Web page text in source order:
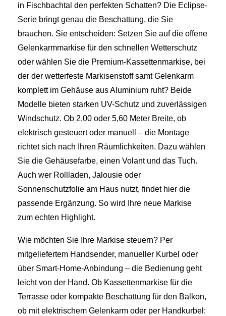
in Fischbachtal den perfekten Schatten? Die Eclipse-
Serie bringt genau die Beschattung, die Sie
brauchen. Sie entscheiden: Setzen Sie auf die offene
Gelenkarmmarkise für den schnellen Wetterschutz
oder wählen Sie die Premium-Kassettenmarkise, bei
der der wetterfeste Markisenstoff samt Gelenkarm
komplett im Gehäuse aus Aluminium ruht? Beide
Modelle bieten starken UV-Schutz und zuverlässigen
Windschutz. Ob 2,00 oder 5,60 Meter Breite, ob
elektrisch gesteuert oder manuell – die Montage
richtet sich nach Ihren Räumlichkeiten. Dazu wählen
Sie die Gehäusefarbe, einen Volant und das Tuch.
Auch wer Rollladen, Jalousie oder
Sonnenschutzfolie am Haus nutzt, findet hier die
passende Ergänzung. So wird Ihre neue Markise
zum echten Highlight.
Wie möchten Sie Ihre Markise steuern? Per
mitgeliefertem Handsender, manueller Kurbel oder
über Smart‑Home‑Anbindung – die Bedienung geht
leicht von der Hand. Ob Kassettenmarkise für die
Terrasse oder kompakte Beschattung für den Balkon,
ob mit elektrischem Gelenkarm oder per Handkurbel: